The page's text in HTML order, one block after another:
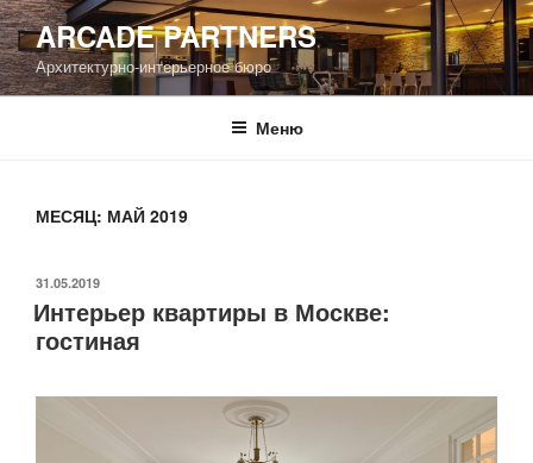
Перейти
к
содержимому
ARCADE PARTNERS
Архитектурно-интерьерное бюро
Меню
МЕСЯЦ: МАЙ 2019
ОПУБЛИКОВАНО
31.05.2019
Интерьер квартиры в Москве:
гостиная